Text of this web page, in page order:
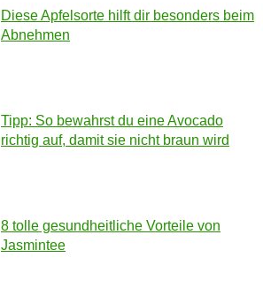
Diese Apfelsorte hilft dir besonders beim
Abnehmen
Tipp: So bewahrst du eine Avocado
richtig auf, damit sie nicht braun wird
8 tolle gesundheitliche Vorteile von
Jasmintee